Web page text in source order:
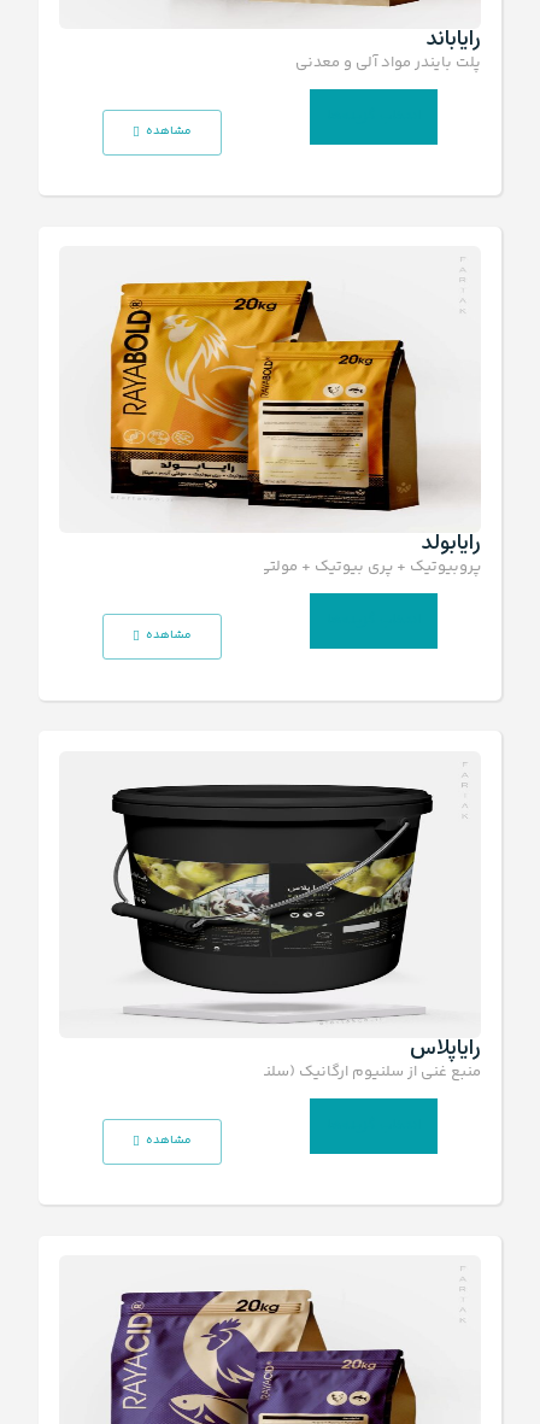
رایاباند
پلت بایندر مواد آلی و معدنی
مشاهده
رایابولد
پروبیوتیک + پری بیوتیک + مولتی آنزیم + فیتاز
مشاهده
رایاپلاس
منبع غنی از سلنیوم ارگانیک (سلنیوم آلی) با خلوص 2000 ppm
مشاهده